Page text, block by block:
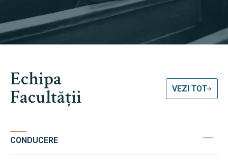
Echipa
Facultății VEZI TOT
CONDUCERE